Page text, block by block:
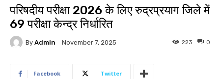
परिषदीय परीक्षा 2026 के लिए रुद्रप्रयाग जिले में
69 परीक्षा केन्द्र निर्धारित
By Admin November 7, 2025 0
223
Facebook Twitter